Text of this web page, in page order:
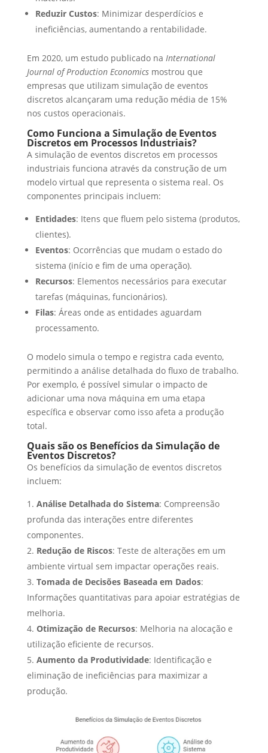
Reduzir Custos: Minimizar desperdícios e
ineficiências, aumentando a rentabilidade.
Em 2020, um estudo publicado na International
Journal of Production Economicsmostrou que
empresas que utilizam simulação de eventos
discretos alcançaram uma redução média de 15%
nos custos operacionais.
Como Funciona a Simulação de Eventos
Discretos em Processos Industriais?
A simulação de eventos discretos em processos
industriais funciona através da construção de um
modelo virtual que representa o sistema real. Os
componentes principais incluem:
Entidades: Itens que fluem pelo sistema (produtos,
clientes).
Eventos: Ocorrências que mudam o estado do
sistema (início e fim de uma operação).
Recursos: Elementos necessários para executar
tarefas (máquinas, funcionários).
Filas: Áreas onde as entidades aguardam
processamento.
O modelo simula o tempo e registra cada evento,
permitindo a análise detalhada do fluxo de trabalho.
Por exemplo, é possível simular o impacto de
adicionar uma nova máquina em uma etapa
específica e observar como isso afeta a produção
total.
Quais são os Benefícios da Simulação de
Eventos Discretos?
Os benefícios da simulação de eventos discretos
incluem:
Análise Detalhada do Sistema: Compreensão
profunda das interações entre diferentes
componentes.
Redução de Riscos: Teste de alterações em um
ambiente virtual sem impactar operações reais.
Tomada de Decisões Baseada em Dados:
Informações quantitativas para apoiar estratégias de
melhoria.
Otimização de Recursos: Melhoria na alocação e
utilização eficiente de recursos.
Aumento da Produtividade: Identificação e
eliminação de ineficiências para maximizar a
produção.